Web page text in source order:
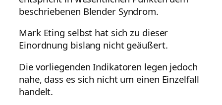
beschriebenen Blender Syndrom.
Mark Eting selbst hat sich zu dieser
Einordnung bislang nicht geäußert.
Die vorliegenden Indikatoren legen jedoch
nahe, dass es sich nicht um einen Einzelfall
handelt.